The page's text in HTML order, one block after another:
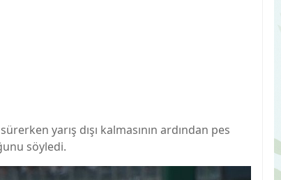
yarış dışı kalmasının ardından pes
söyledi.